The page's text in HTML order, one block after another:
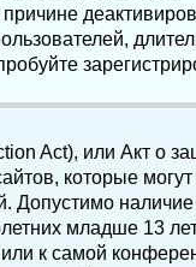
Act), или Акт о
которые
Допустимо
младше 13
к самой